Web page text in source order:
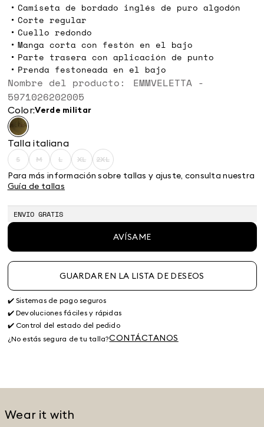
Camiseta de bordado inglés de puro algodón
Corte regular
Cuello redondo
Manga corta con festón en el bajo
Parte trasera con aplicación de punto
Prenda festoneada en el bajo
Nombre del producto: EMMVELETTA -
5971026202005
Color: verde militar
Talla italiana
SSize:
S
MSize:
M
LSize:
L
XLSize:
XL
2XL
Size:
2XL
Para más información sobre tallas y ajuste, consulta nuestra
Guía de tallas
ENVIO GRATIS
AVÍSAME
GUARDAR EN LA LISTA DE DESEOS
✔️ Sistemas de pago seguros
✔️ Devoluciones fáciles y rápidas
✔️ Control del estado del pedido
¿No estás segura de tu talla?CONTÁCTANOS
Wear it with